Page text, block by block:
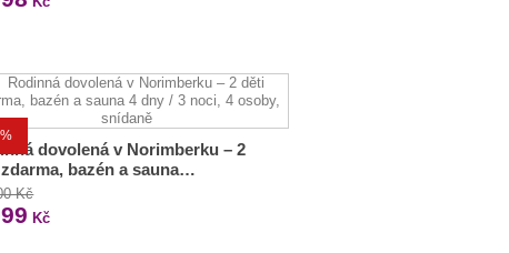
dovolená v Norimberku – 2
bazén a sauna…
Kč
Kč